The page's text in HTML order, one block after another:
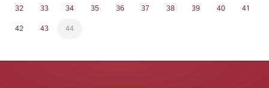
32 33 34 35 36 37 38 39 40 41
42 43 44